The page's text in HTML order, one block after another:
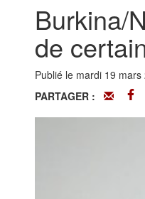
Burkina/
de
Publié le mardi 19
PARTAGER :